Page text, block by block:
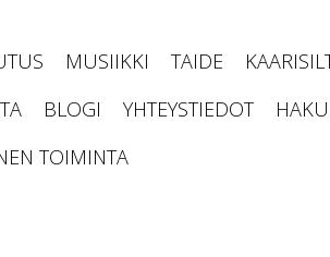
MUSIIKKI TAIDE
BLOGI YHTEYSTIEDOT HAKU
TOIMINTA